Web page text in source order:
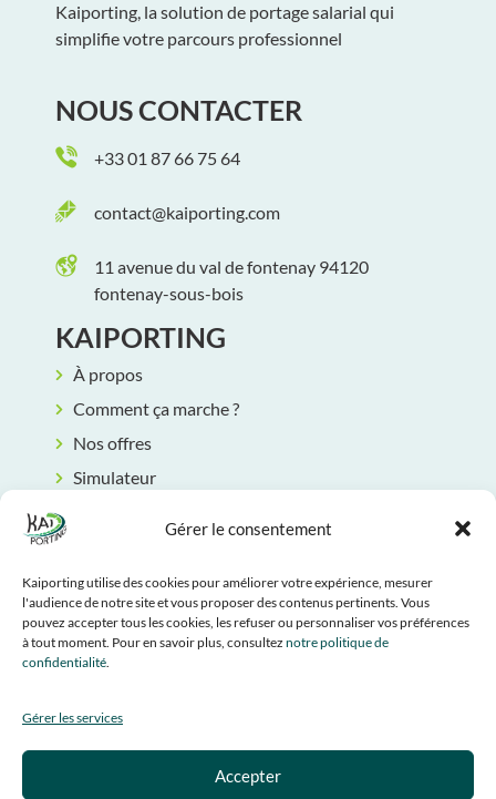
Gérer le consentement
Kaiporting utilise des cookies pour améliorer votre expérience, mesurer
l'audience de notre site et vous proposer des contenus pertinents. Vous
pouvez accepter tous les cookies, les refuser ou personnaliser vos préférences
à tout moment. Pour en savoir plus, consultez notre politique de
confidentialité.
Gérer les services
Accepter
Kaiporting, la solution de portage salarial qui
simplifie votre parcours professionnel
NOUS CONTACTER
+33 01 87 66 75 64
contact@kaiporting.com
11 avenue du val de fontenay 94120
fontenay-sous-bois
KAIPORTING
À propos
Comment ça marche ?
Nos offres
Simulateur
INFORMATIONS LÉGALES
CGU
Mentions légales
Politique de cookies
SUIVEZ-NOUS